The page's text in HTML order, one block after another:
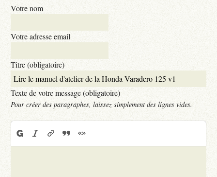
Votre nom
Votre adresse email
Titre (obligatoire)
Texte de votre message (obligatoire)
Pour créer des paragraphes, laissez simplement des lignes vides.